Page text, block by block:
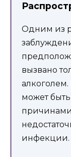
Одним из
вызвано
может
инфекции.